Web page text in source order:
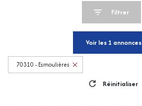
Filtrer
Voir les 1 annonces
70310 - Esmoulières
Réinitialiser